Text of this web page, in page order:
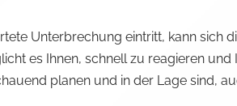
Unterbrechung eintritt, kann sich
es Ihnen, schnell zu reagieren und
planen und in der Lage sind,